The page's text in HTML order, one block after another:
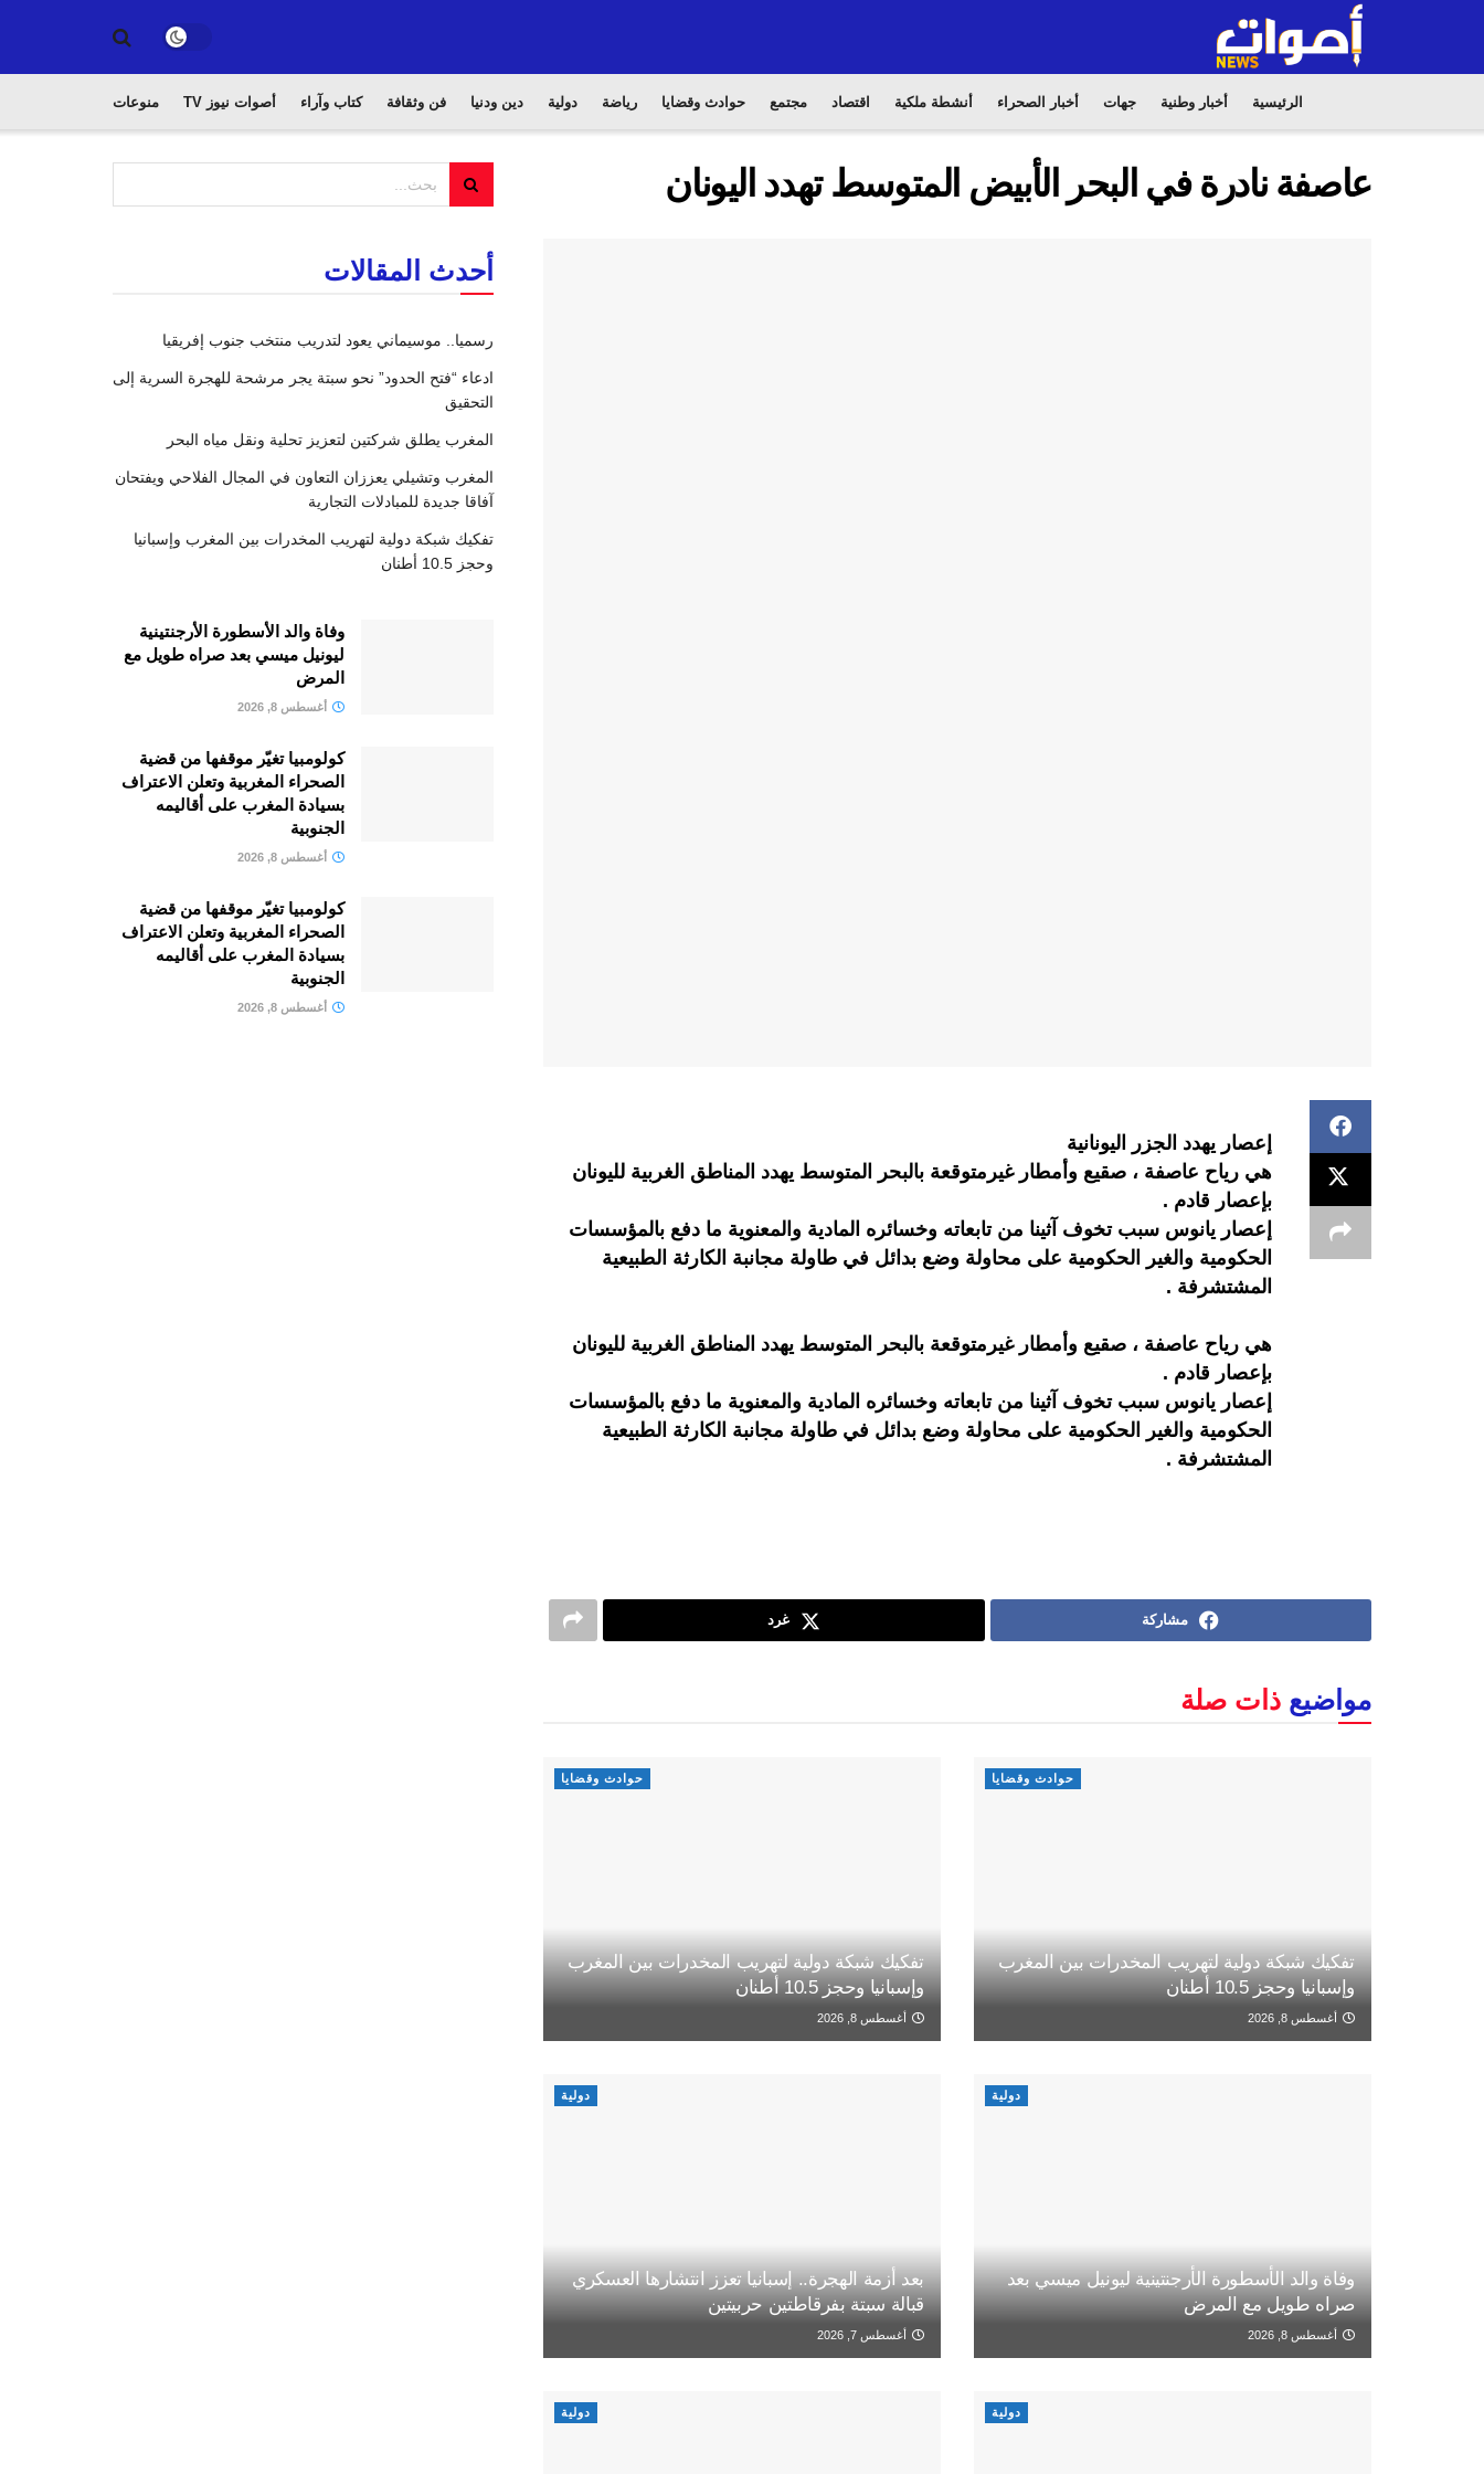
الرئيسية أخبار وطنية جهات أخبار الصحراء أنشطة ملكية اقتصاد مجتمع حوادث وقضايا رياضة دولية دين ودنيا فن وثقافة كتاب وآراء أصوات نيوز TV منوعات
عاصفة نادرة في البحر الأبيض المتوسط تهدد اليونان
إعصار يهدد الجزر اليونانية
هي رياح عاصفة ، صقيع وأمطار غيرمتوقعة بالبحر المتوسط يهدد المناطق الغربية لليونان
بإعصار قادم .
إعصار يانوس سبب تخوف آثينا من تابعاته وخسائره المادية والمعنوية ما دفع بالمؤسسات
الحكومية والغير الحكومية على محاولة وضع بدائل في طاولة مجانبة الكارثة الطبيعية
المشتشرفة .
هي رياح عاصفة ، صقيع وأمطار غيرمتوقعة بالبحر المتوسط يهدد المناطق الغربية لليونان
بإعصار قادم .
إعصار يانوس سبب تخوف آثينا من تابعاته وخسائره المادية والمعنوية ما دفع بالمؤسسات
الحكومية والغير الحكومية على محاولة وضع بدائل في طاولة مجانبة الكارثة الطبيعية
المشتشرفة .
مشاركة غرد
مواضيع ذات صلة
حوادث وقضايا
تفكيك شبكة دولية لتهريب المخدرات بين المغرب
وإسبانيا وحجز 10.5 أطنان
أغسطس 8, 2026
حوادث وقضايا
تفكيك شبكة دولية لتهريب المخدرات بين المغرب
وإسبانيا وحجز 10.5 أطنان
أغسطس 8, 2026
دولية
وفاة والد الأسطورة الأرجنتينية ليونيل ميسي بعد
صراه طويل مع المرض
أغسطس 8, 2026
دولية
بعد أزمة الهجرة.. إسبانيا تعزز انتشارها العسكري
قبالة سبتة بفرقاطتين حربيتين
أغسطس 7, 2026
دولية دولية
أحدث المقالات
رسميا.. موسيماني يعود لتدريب منتخب جنوب إفريقيا
ادعاء “فتح الحدود” نحو سبتة يجر مرشحة للهجرة السرية إلى
التحقيق
المغرب يطلق شركتين لتعزيز تحلية ونقل مياه البحر
المغرب وتشيلي يعززان التعاون في المجال الفلاحي ويفتحان
آفاقا جديدة للمبادلات التجارية
تفكيك شبكة دولية لتهريب المخدرات بين المغرب وإسبانيا
وحجز 10.5 أطنان
وفاة والد الأسطورة الأرجنتينية
ليونيل ميسي بعد صراه طويل مع
المرض
أغسطس 8, 2026
كولومبيا تغيّر موقفها من قضية
الصحراء المغربية وتعلن الاعتراف
بسيادة المغرب على أقاليمه
الجنوبية
أغسطس 8, 2026
كولومبيا تغيّر موقفها من قضية
الصحراء المغربية وتعلن الاعتراف
بسيادة المغرب على أقاليمه
الجنوبية
أغسطس 8, 2026